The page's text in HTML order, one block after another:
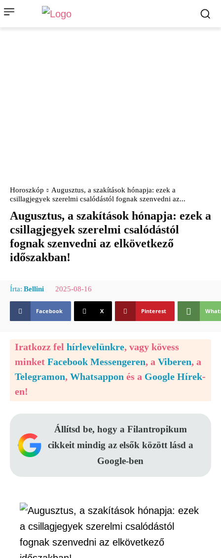
Horoszkóp
Augusztus, a szakítások hónapja: ezek a
csillagjegyek szerelmi csalódástól fognak szenvedni az...
Augusztus, a szakítások hónapja: ezek a
csillagjegyek szerelmi csalódástól
fognak szenvedni az elkövetkező
időszakban!
Írta: Bellini 2025-08-16
Facebook X Pinterest
Iratkozz fel hírlevelünkre, vagy kövess
minket Facebook Messengeren, a Viberen, a
Telegramon, Whatsappon és a Google Hírek-
en!
Állítsd be, hogy a Filantropikum
cikkeit mindig az elsők között lásd a
Google-ben